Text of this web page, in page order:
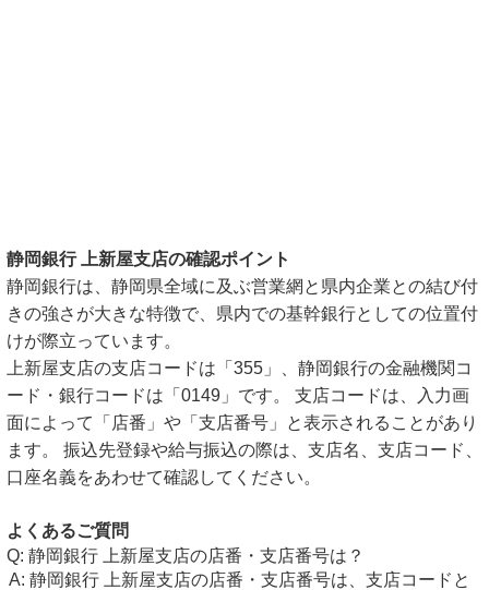
静岡銀行 上新屋支店の確認ポイント
静岡銀行は、静岡県全域に及ぶ営業網と県内企業との結び付
きの強さが大きな特徴で、県内での基幹銀行としての位置付
けが際立っています。
上新屋支店の支店コードは「355」、静岡銀行の金融機関コ
ード・銀行コードは「0149」です。 支店コードは、入力画
面によって「店番」や「支店番号」と表示されることがあり
ます。 振込先登録や給与振込の際は、支店名、支店コード、
口座名義をあわせて確認してください。
よくあるご質問
静岡銀行 上新屋支店の店番・支店番号は？
静岡銀行 上新屋支店の店番・支店番号は、支店コードと